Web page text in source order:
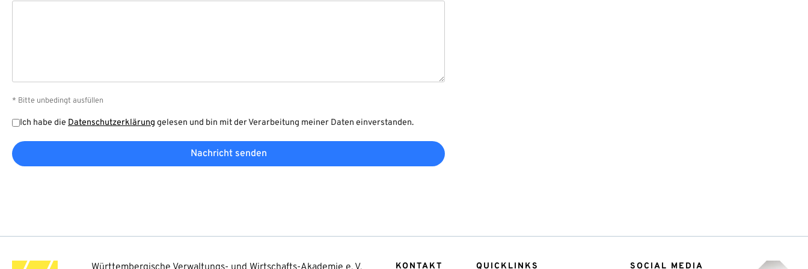
* Bitte unbedingt ausfüllen
Ich habe die Datenschutzerklärung gelesen und bin mit der Verarbeitung meiner Daten einverstanden.
Nachricht senden
KONTAKT QUICKLINKS SOCIAL MEDIA